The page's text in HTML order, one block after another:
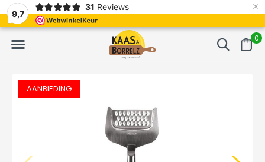
9,7
31 Reviews ×
0
Vaak volgende dag geleverd Gratis bezorgd
AANBIEDING